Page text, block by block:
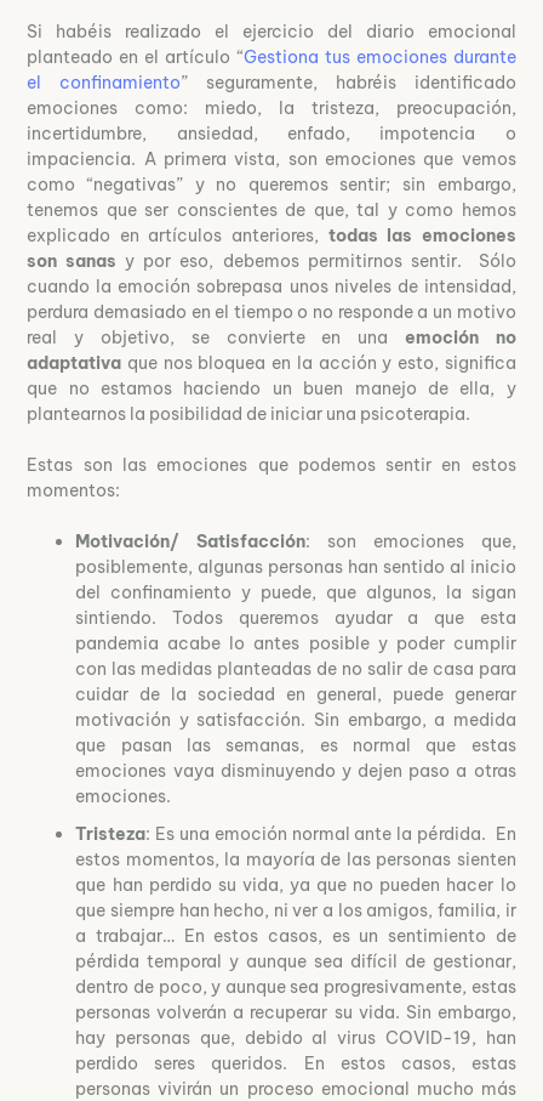
Si habéis realizado el ejercicio del diario emocional
planteado en el artículo “Gestiona tus emociones durante
el confinamiento” seguramente, habréis identificado
emociones como: miedo, la tristeza, preocupación,
incertidumbre, ansiedad, enfado, impotencia o
impaciencia. A primera vista, son emociones que vemos
como “negativas” y no queremos sentir; sin embargo,
tenemos que ser conscientes de que, tal y como hemos
explicado en artículos anteriores, todas las emociones
son sanas y por eso, debemos permitirnos sentir. Sólo
cuando la emoción sobrepasa unos niveles de intensidad,
perdura demasiado en el tiempo o no responde a un motivo
real y objetivo, se convierte en una emoción no
adaptativa que nos bloquea en la acción y esto, significa
que no estamos haciendo un buen manejo de ella, y
plantearnos la posibilidad de iniciar una psicoterapia.
Estas son las emociones que podemos sentir en estos
momentos:
Motivación/ Satisfacción: son emociones que,
posiblemente, algunas personas han sentido al inicio
del confinamiento y puede, que algunos, la sigan
sintiendo. Todos queremos ayudar a que esta
pandemia acabe lo antes posible y poder cumplir
con las medidas planteadas de no salir de casa para
cuidar de la sociedad en general, puede generar
motivación y satisfacción. Sin embargo, a medida
que pasan las semanas, es normal que estas
emociones vaya disminuyendo y dejen paso a otras
emociones.
Tristeza: Es una emoción normal ante la pérdida. En
estos momentos, la mayoría de las personas sienten
que han perdido su vida, ya que no pueden hacer lo
que siempre han hecho, ni ver a los amigos, familia, ir
a trabajar… En estos casos, es un sentimiento de
pérdida temporal y aunque sea difícil de gestionar,
dentro de poco, y aunque sea progresivamente, estas
personas volverán a recuperar su vida. Sin embargo,
hay personas que, debido al virus COVID-19, han
perdido seres queridos. En estos casos, estas
personas vivirán un proceso emocional mucho más